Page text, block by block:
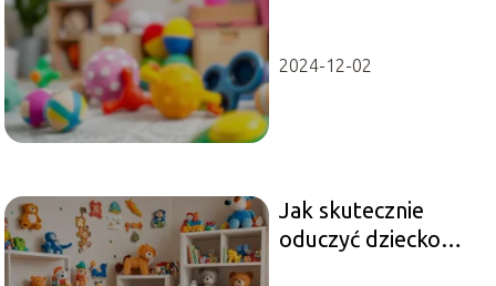
2024-12-02
Jak skutecznie
oduczyć dziecko